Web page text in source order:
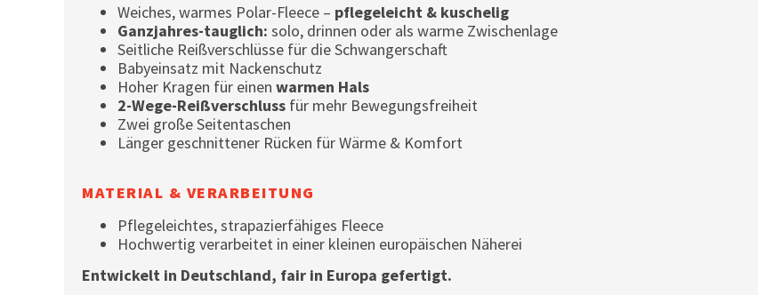
Weiches, warmes Polar-Fleece – pflegeleicht & kuschelig
Ganzjahres-tauglich: solo, drinnen oder als warme Zwischenlage
Seitliche Reißverschlüsse für die Schwangerschaft
Babyeinsatz mit Nackenschutz
Hoher Kragen für einen warmen Hals
2-Wege-Reißverschluss für mehr Bewegungsfreiheit
Zwei große Seitentaschen
Länger geschnittener Rücken für Wärme & Komfort
MATERIAL & VERARBEITUNG
Pflegeleichtes, strapazierfähiges Fleece
Hochwertig verarbeitet in einer kleinen europäischen Näherei
Entwickelt in Deutschland, fair in Europa gefertigt.